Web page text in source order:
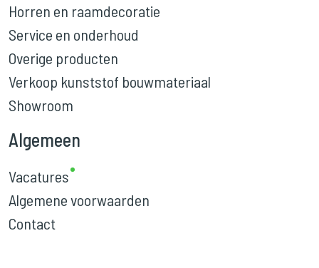
Horren en raamdecoratie
Service en onderhoud
Overige producten
Verkoop kunststof bouwmateriaal
Showroom
Algemeen
Vacatures
Algemene voorwaarden
Contact